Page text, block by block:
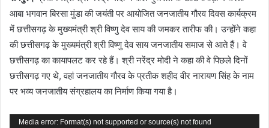
आबा भगवान बिरसा मुंडा की जयंती पर आयोजित जनजातीय गौरव दिवस कार्यक्रम
में छत्तीसगढ़ के मुख्यमंत्री श्री विष्णु देव साय की जमकर तारीफ की। उन्होंने कहा
की छत्तीसगढ़ के मुख्यमंत्री श्री विष्णु देव साय जनजातीय समाज से आते हैं। वे
छत्तीसगढ़ का कायापलट कर रहे हैं। श्री नरेंद्र मोदी ने कहा की वे पिछले दिनों
छत्तीसगढ़ गए थे, वहां जनजातीय गौरव के प्रतीक शहीद वीर नारायण सिंह के नाम
पर भव्य जनजातीय संग्रहालय का निर्माण किया गया है।
Video
Media error: Format(s) not supported or source(s) not found